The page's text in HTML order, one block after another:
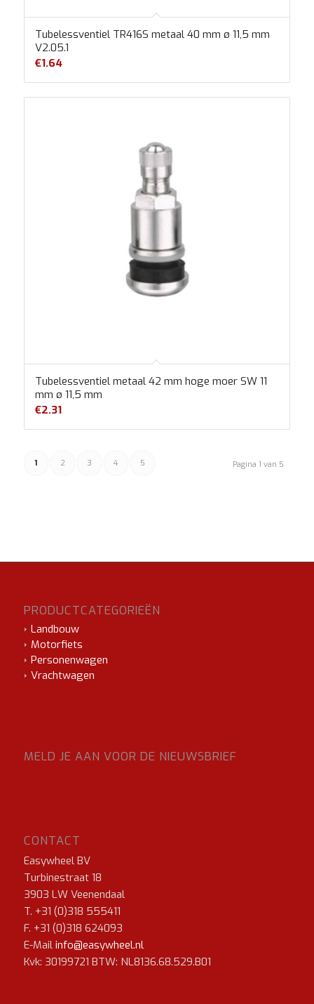
Tubelessventiel TR416S metaal 40 mm ø 11,5 mm
V2.05.1
€1.64
Tubelessventiel metaal 42 mm hoge moer SW 11
mm ø 11,5 mm
€2.31
Pagina 1 van 5
1 2 3 4 5
PRODUCTCATEGORIEËN
Landbouw
Motorfiets
Personenwagen
Vrachtwagen
MELD JE AAN VOOR DE NIEUWSBRIEF
CONTACT
Easywheel BV
Turbinestraat 18
3903 LW Veenendaal
T. +31 (0)318 555411
F. +31 (0)318 624093
E-Mail info@easywheel.nl
Kvk: 30199721 BTW: NL8136.68.529.B01